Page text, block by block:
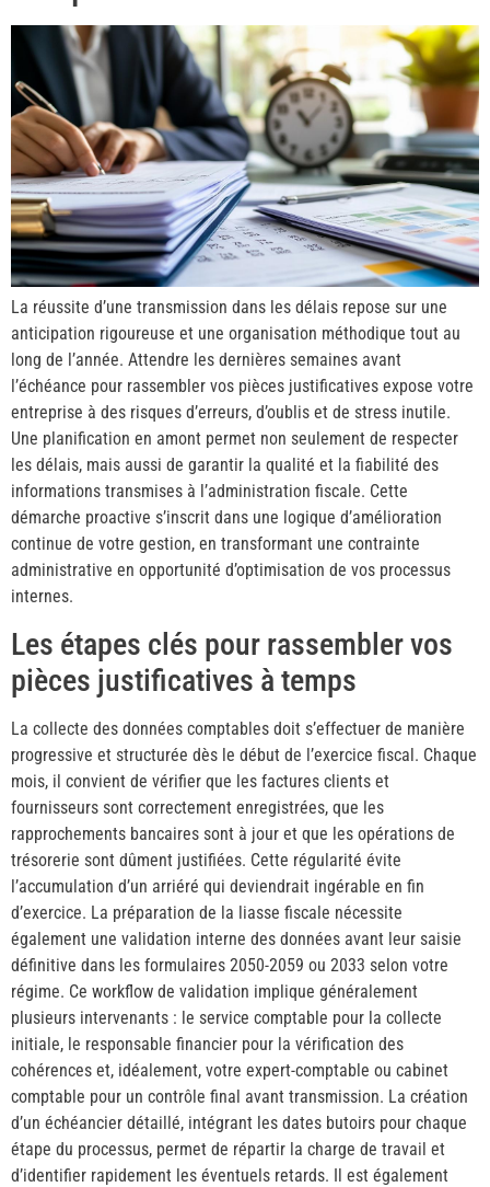
La réussite d’une transmission dans les délais repose sur une
anticipation rigoureuse et une organisation méthodique tout au
long de l’année. Attendre les dernières semaines avant
l’échéance pour rassembler vos pièces justificatives expose votre
entreprise à des risques d’erreurs, d’oublis et de stress inutile.
Une planification en amont permet non seulement de respecter
les délais, mais aussi de garantir la qualité et la fiabilité des
informations transmises à l’administration fiscale. Cette
démarche proactive s’inscrit dans une logique d’amélioration
continue de votre gestion, en transformant une contrainte
administrative en opportunité d’optimisation de vos processus
internes.
Les étapes clés pour rassembler vos
pièces justificatives à temps
La collecte des données comptables doit s’effectuer de manière
progressive et structurée dès le début de l’exercice fiscal. Chaque
mois, il convient de vérifier que les factures clients et
fournisseurs sont correctement enregistrées, que les
rapprochements bancaires sont à jour et que les opérations de
trésorerie sont dûment justifiées. Cette régularité évite
l’accumulation d’un arriéré qui deviendrait ingérable en fin
d’exercice. La préparation de la liasse fiscale nécessite
également une validation interne des données avant leur saisie
définitive dans les formulaires 2050-2059 ou 2033 selon votre
régime. Ce workflow de validation implique généralement
plusieurs intervenants : le service comptable pour la collecte
initiale, le responsable financier pour la vérification des
cohérences et, idéalement, votre expert-comptable ou cabinet
comptable pour un contrôle final avant transmission. La création
d’un échéancier détaillé, intégrant les dates butoirs pour chaque
étape du processus, permet de répartir la charge de travail et
d’identifier rapidement les éventuels retards. Il est également